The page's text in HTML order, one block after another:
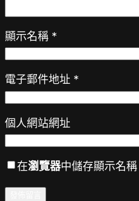
顯示名稱 *
電子郵件地址 *
個人網站網址
在瀏覽器中儲存顯示名